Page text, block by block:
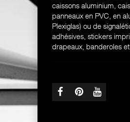
caissons aluminium,
panneaux en PVC, en
Plexiglas) ou de
adhésives, stickers
drapeaux, banderoles et